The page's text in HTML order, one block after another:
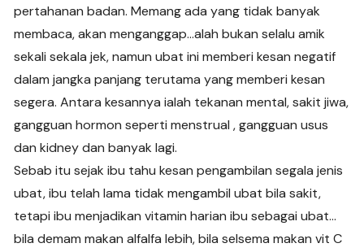
pertahanan badan. Memang ada yang tidak banyak
membaca, akan menganggap…alah bukan selalu amik
sekali sekala jek, namun ubat ini memberi kesan negatif
dalam jangka panjang terutama yang memberi kesan
segera. Antara kesannya ialah tekanan mental, sakit jiwa,
gangguan hormon seperti menstrual , gangguan usus
dan kidney dan banyak lagi.
Sebab itu sejak ibu tahu kesan pengambilan segala jenis
ubat, ibu telah lama tidak mengambil ubat bila sakit,
tetapi ibu menjadikan vitamin harian ibu sebagai ubat…
bila demam makan alfalfa lebih, bila selsema makan vit C